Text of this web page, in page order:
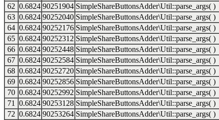
62 0.6824 90251904 SimpleShareButtonsAdder\Util::parse_args( )
63 0.6824 90252040 SimpleShareButtonsAdder\Util::parse_args( )
64 0.6824 90252176 SimpleShareButtonsAdder\Util::parse_args( )
65 0.6824 90252312 SimpleShareButtonsAdder\Util::parse_args( )
66 0.6824 90252448 SimpleShareButtonsAdder\Util::parse_args( )
67 0.6824 90252584 SimpleShareButtonsAdder\Util::parse_args( )
68 0.6824 90252720 SimpleShareButtonsAdder\Util::parse_args( )
69 0.6824 90252856 SimpleShareButtonsAdder\Util::parse_args( )
70 0.6824 90252992 SimpleShareButtonsAdder\Util::parse_args( )
71
0.6824 90253128 SimpleShareButtonsAdder\Util::parse_args( )
72 0.6824 90253264 SimpleShareButtonsAdder\Util::parse_args( )